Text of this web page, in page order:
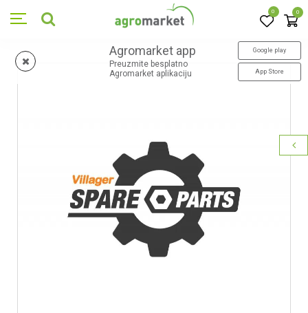
0 0
Agromarket app
Preuzmite besplatno
Agromarket aplikaciju
Google play
App Store